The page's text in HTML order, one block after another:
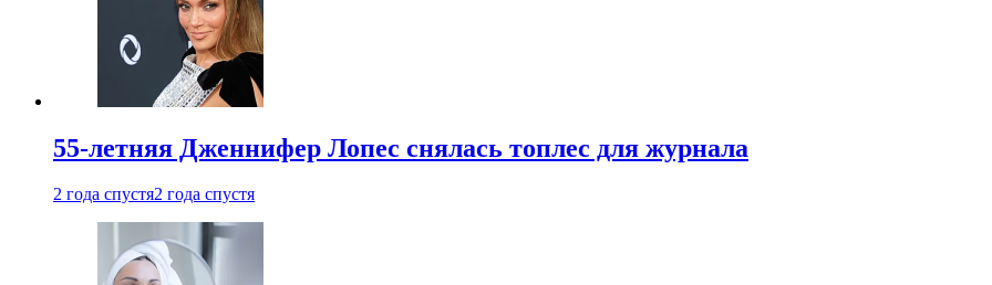
55-летняя Дженнифер Лопес снялась топлес для журнала
2 года спустя2 года спустя